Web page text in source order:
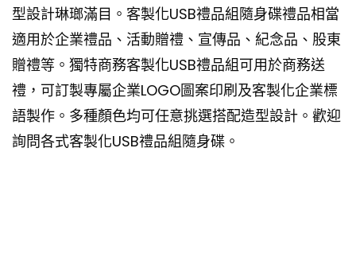
型設計琳瑯滿目。客製化USB禮品組隨身碟禮品相當
適用於企業禮品、活動贈禮、宣傳品、紀念品、股東
贈禮等。獨特商務客製化USB禮品組可用於商務送
禮，可訂製專屬企業LOGO圖案印刷及客製化企業標
語製作。多種顏色均可任意挑選搭配造型設計。歡迎
詢問各式客製化USB禮品組隨身碟。